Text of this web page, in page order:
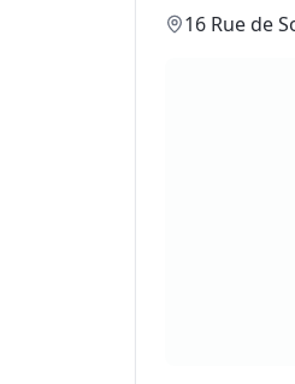
16 Rue de